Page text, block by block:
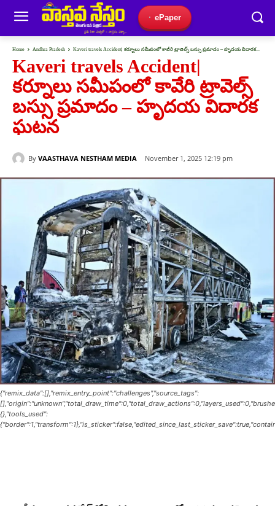
ePaper
Home Andhra Pradesh Kaveri travels Accident| కర్నూలు సమీపంలో కావేరి ట్రావెల్స్ బస్సు ప్రమాదం – హృదయ విదారక...
Kaveri travels Accident|
కర్నూలు సమీపంలో కావేరి ట్రావెల్స్
బస్సు ప్రమాదం – హృదయ విదారక
ఘటన
By VAASTHAVA NESTHAM MEDIA November 1, 2025 12:19 pm
{"remix_data":[],"remix_entry_point":"challenges","source_tags":
{},"tools_used":